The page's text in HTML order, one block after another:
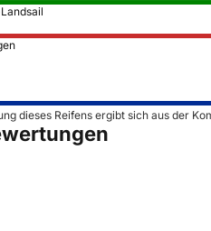
dieses Reifens ergibt sich aus der